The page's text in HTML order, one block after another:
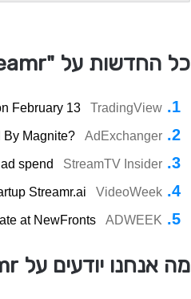
כל החדשות על "Streamr"
February 13 TradingView
By Magnite? AdExchanger
spend StreamTV Insider
Streamr.ai VideoWeek
at NewFronts ADWEEK
מה אנחנו יודעים על Streamr